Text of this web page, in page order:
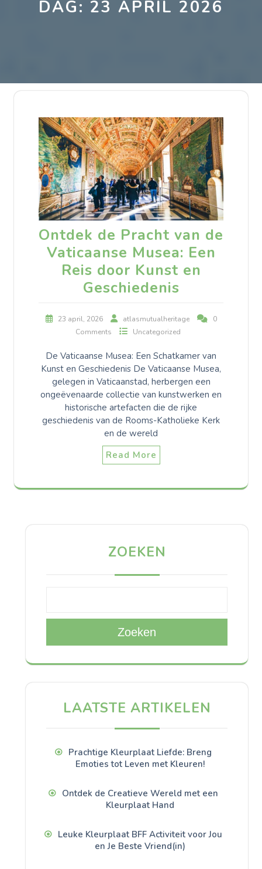
DAG: 23 APRIL 2026
Ontdek de Pracht van de
Vaticaanse Musea: Een
Reis door Kunst en
Geschiedenis
23 april, 2026 atlasmutualheritage
0
Comments
Uncategorized
De Vaticaanse Musea: Een Schatkamer van
Kunst en Geschiedenis De Vaticaanse Musea,
gelegen in Vaticaanstad, herbergen een
ongeëvenaarde collectie van kunstwerken en
historische artefacten die de rijke
geschiedenis van de Rooms-Katholieke Kerk
en de wereld
Read More
ZOEKEN
Zoeken
LAATSTE ARTIKELEN
Prachtige Kleurplaat Liefde: Breng
Emoties tot Leven met Kleuren!
Ontdek de Creatieve Wereld met een
Kleurplaat Hand
Leuke Kleurplaat BFF Activiteit voor Jou
en Je Beste Vriend(in)